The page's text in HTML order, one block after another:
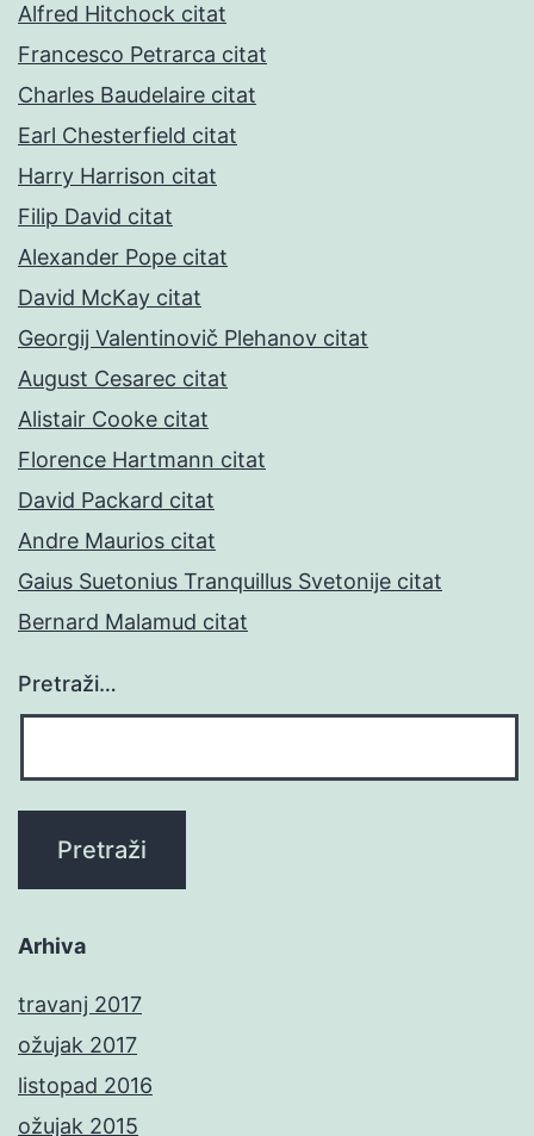
Alfred Hitchock citat
Francesco Petrarca citat
Charles Baudelaire citat
Earl Chesterfield citat
Harry Harrison citat
Filip David citat
Alexander Pope citat
David McKay citat
Georgij Valentinovič Plehanov citat
August Cesarec citat
Alistair Cooke citat
Florence Hartmann citat
David Packard citat
Andre Maurios citat
Gaius Suetonius Tranquillus Svetonije citat
Bernard Malamud citat
Pretraži…
Arhiva
travanj 2017
ožujak 2017
listopad 2016
ožujak 2015